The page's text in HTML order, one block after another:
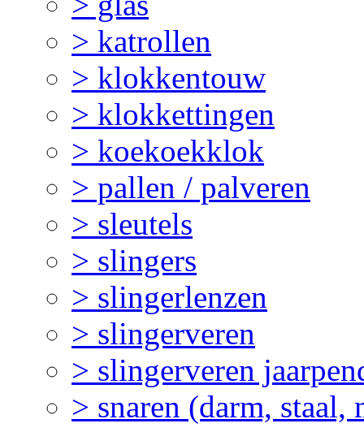
> katrollen
> klokkentouw
> klokkettingen
> koekoekklok
> pallen / palveren
> sleutels
> slingers
> slingerlenzen
> slingerveren
> slingerveren
> snaren (darm, staal,